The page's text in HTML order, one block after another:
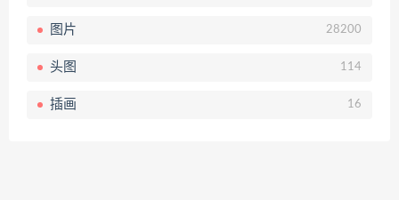
图片 28200
头图 114
插画 16